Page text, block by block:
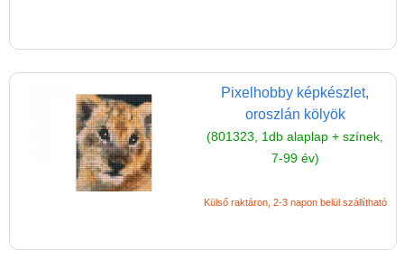
Pixelhobby képkészlet,
oroszlán kölyök
(801323, 1db alaplap + színek,
7-99 év)
Külső raktáron, 2-3 napon belül szállítható